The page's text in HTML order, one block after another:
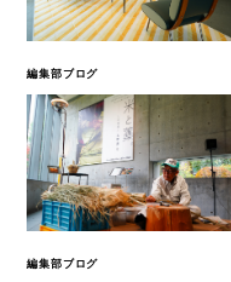
編集部ブログ
編集部ブログ